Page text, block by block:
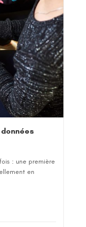
: une première
en